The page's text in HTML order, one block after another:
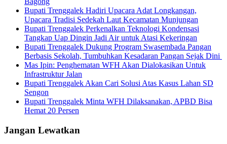
Bupati Trenggalek Hadiri Upacara Adat Longkangan,
Upacara Tradisi Sedekah Laut Kecamatan Munjungan
Bupati Trenggalek Perkenalkan Teknologi Kondensasi
Tangkap Uap Dingin Jadi Air untuk Atasi Kekeringan
Bupati Trenggalek Dukung Program Swasembada Pangan
Berbasis Sekolah, Tumbuhkan Kesadaran Pangan Sejak Dini
Mas Ipin: Penghematan WFH Akan Dialokasikan Untuk
Infrastruktur Jalan
Bupati Trenggalek Akan Cari Solusi Atas Kasus Lahan SD
Sengon
Bupati Trenggalek Minta WFH Dilaksanakan, APBD Bisa
Hemat 20 Persen
Jangan Lewatkan